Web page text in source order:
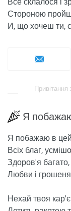
Стороною
И, що хочеш ти,
Привітання
Я
Я побажаю в
Всіх благ,
Здоров'я
Любви і
Нехай твоя